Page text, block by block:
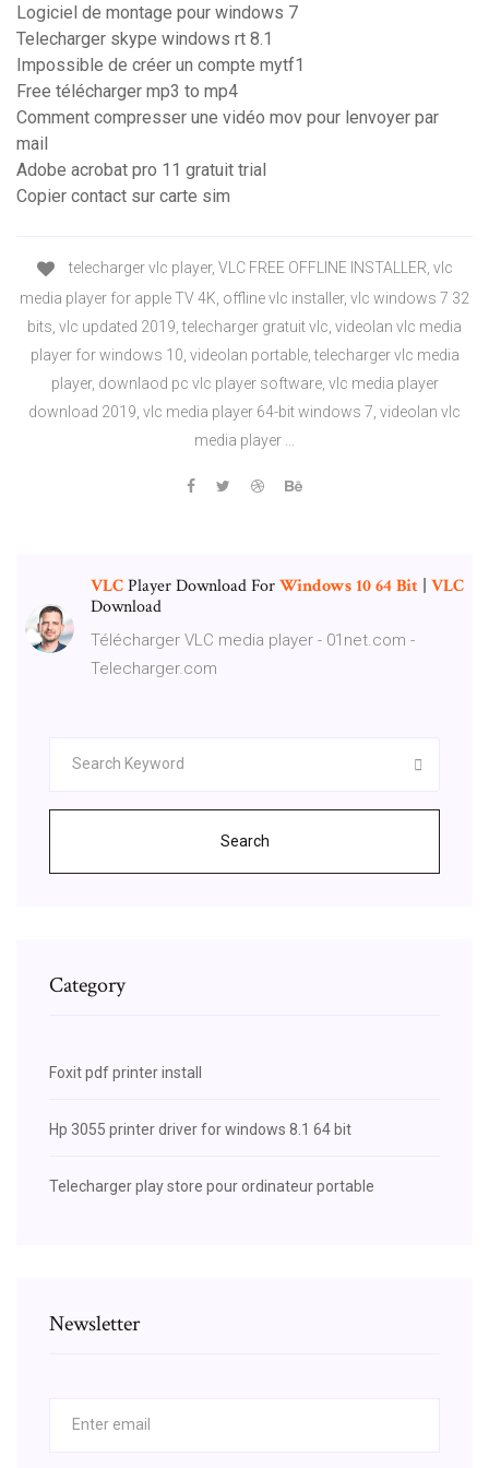
Logiciel de montage pour windows 7
Telecharger skype windows rt 8.1
Impossible de créer un compte mytf1
Free télécharger mp3 to mp4
Comment compresser une vidéo mov pour lenvoyer par
mail
Adobe acrobat pro 11 gratuit trial
Copier contact sur carte sim
telecharger vlc player, VLC FREE OFFLINE INSTALLER, vlc
media player for apple TV 4K, offline vlc installer, vlc windows 7 32
bits, vlc updated 2019, telecharger gratuit vlc, videolan vlc media
player for windows 10, videolan portable, telecharger vlc media
player, downlaod pc vlc player software, vlc media player
download 2019, vlc media player 64-bit windows 7, videolan vlc
media player ...
VLCPlayer Download ForWindows1064Bit | VLC
Download
Télécharger VLC media player - 01net.com -
Telecharger.com
Search
Category
Foxit pdf printer install
Hp 3055 printer driver for windows 8.1 64 bit
Telecharger play store pour ordinateur portable
Newsletter